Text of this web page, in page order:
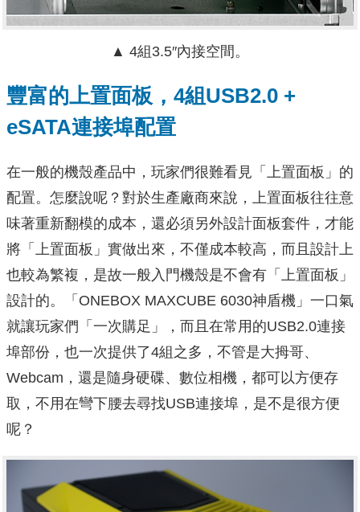
▲ 4組3.5″內接空間。
豐富的上置面板，4組USB2.0 +
eSATA連接埠配置
在一般的機殼產品中，玩家們很難看見「上置面板」的
配置。怎麼說呢？對於生產廠商來說，上置面板往往意
味著重新翻模的成本，還必須另外設計面板套件，才能
將「上置面板」實做出來，不僅成本較高，而且設計上
也較為繁複，是故一般入門機殼是不會有「上置面板」
設計的。「ONEBOX MAXCUBE 6030神盾機」一口氣
就讓玩家們「一次購足」，而且在常用的USB2.0連接
埠部份，也一次提供了4組之多，不管是大拇哥、
Webcam，還是隨身硬碟、數位相機，都可以方便存
取，不用在彎下腰去尋找USB連接埠，是不是很方便
呢？